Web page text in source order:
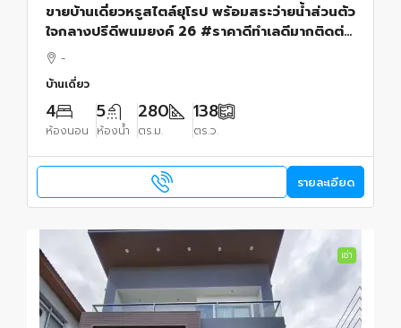
ขายบ้านเดี่ยวหรูสไตล์ยุโรป พร้อมสระว่ายน้ำส่วนตัว
ใจกลางปรีดีพนมยงค์ 26 #ราคาดีทำเลดีมากติดต่อ
ผึ้งรติ0619419639
-
บ้านเดี่ยว
4
ห้องนอน
5
ห้องน้ำ
280
ตร.ม.
138
ตร.ว.
รายละเอียด
เช่า